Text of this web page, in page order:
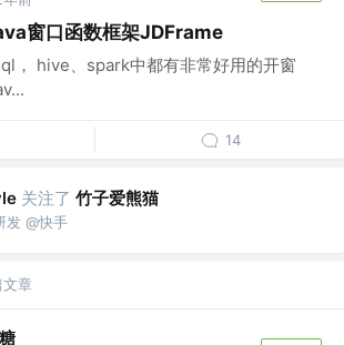
窗口函数框架JDFrame
， hive、spark中都有非常好用的开窗
14
关注了 竹子爱熊猫
发 @快手
章